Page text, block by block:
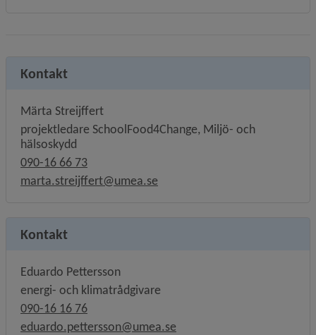
Kontakt
Märta Streijffert
projektledare SchoolFood4Change, Miljö- och
hälsoskydd
090-16 66 73
marta.streijffert@umea.se
Kontakt
Eduardo Pettersson
energi- och klimatrådgivare
090-16 16 76
eduardo.pettersson@umea.se